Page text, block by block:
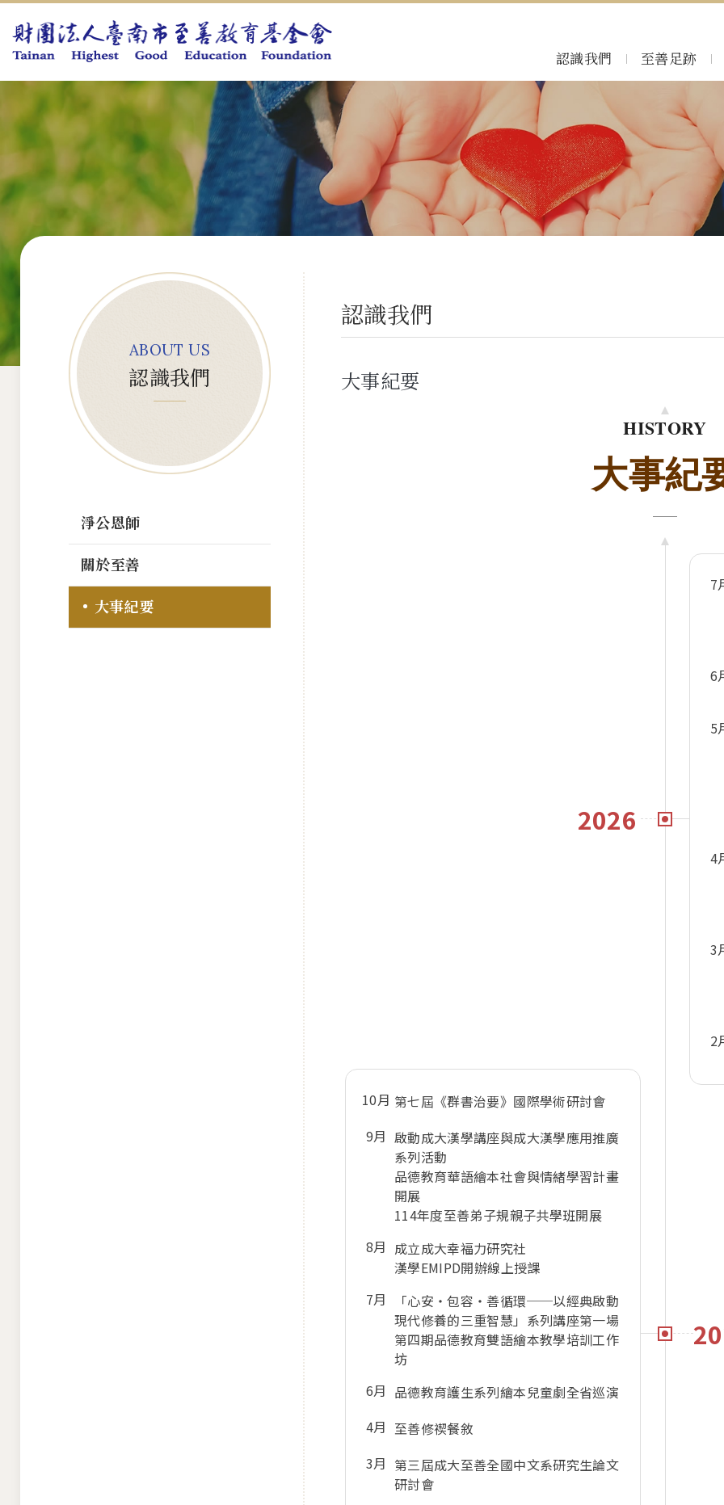
認識我們 至善足跡
ABOUT US
認識我們
淨公恩師
關於至善
大事紀要
認識我們
大事紀要
HISTORY
大事紀
2026
7
6
5
4
3
2
10月 第七屆《群書治要》國際學術研討會
9月 啟動成大漢學講座與成大漢學應用推廣
系列活動
品德教育華語繪本社會與情緒學習計畫
開展
114年度至善弟子規親子共學班開展
8月 成立成大幸福力研究社
漢學EMIPD開辦線上授課
7月
「心安・包容・善循環──以經典啟動
現代修養的三重智慧」系列講座第一場
第四期品德教育雙語繪本教學培訓工作
坊
6月 品德教育護生系列繪本兒童劇全省巡演
4月 至善修禊餐敘
3月 第三屆成大至善全國中文系研究生論文
研討會